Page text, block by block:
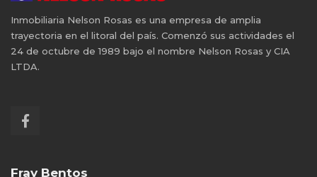
Inmobiliaria Nelson Rosas es una empresa de amplia
trayectoria en el litoral del país. Comenzó sus actividades el
24 de octubre de 1989 bajo el nombre Nelson Rosas y CIA
LTDA.
Fray Bentos